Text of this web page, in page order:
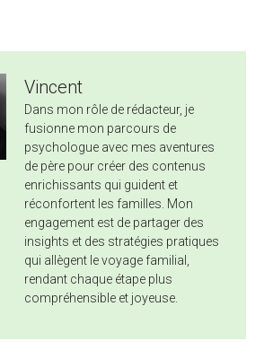
Vincent
Dans mon rôle de rédacteur, je
fusionne mon parcours de
psychologue avec mes aventures
de père pour créer des contenus
enrichissants qui guident et
réconfortent les familles. Mon
engagement est de partager des
insights et des stratégies pratiques
qui allègent le voyage familial,
rendant chaque étape plus
compréhensible et joyeuse.